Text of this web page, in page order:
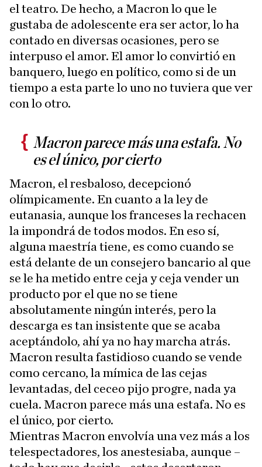
el teatro. De hecho, a Macron lo que le
gustaba de adolescente era ser actor, lo ha
contado en diversas ocasiones, pero se
interpuso el amor. El amor lo convirtió en
banquero, luego en político, como si de un
tiempo a esta parte lo uno no tuviera que ver
con lo otro.
Macron parece más una estafa. No
es el único, por cierto
Macron, el resbaloso, decepcionó
olímpicamente. En cuanto a la ley de
eutanasia, aunque los franceses la rechacen
la impondrá de todos modos. En eso sí,
alguna maestría tiene, es como cuando se
está delante de un consejero bancario al que
se le ha metido entre ceja y ceja vender un
producto por el que no se tiene
absolutamente ningún interés, pero la
descarga es tan insistente que se acaba
aceptándolo, ahí ya no hay marcha atrás.
Macron resulta fastidioso cuando se vende
como cercano, la mímica de las cejas
levantadas, del ceceo pijo progre, nada ya
cuela. Macron parece más una estafa. No es
el único, por cierto.
Mientras Macron envolvía una vez más a los
telespectadores, los anestesiaba, aunque –